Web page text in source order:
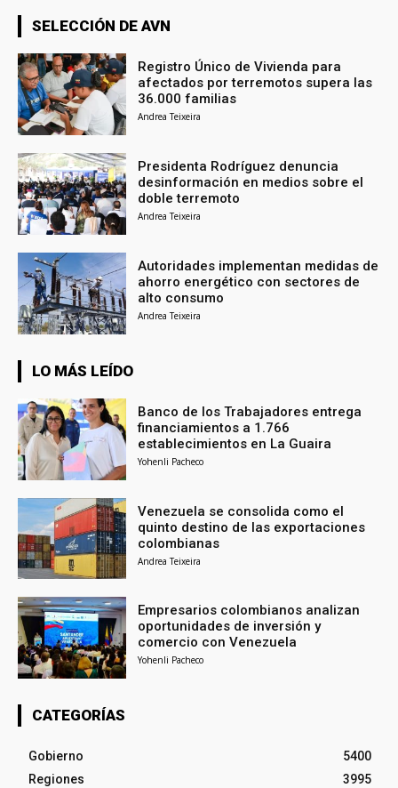
SELECCIÓN DE AVN
Registro Único de Vivienda para
afectados por terremotos supera las
36.000 familias
Andrea Teixeira
Presidenta Rodríguez denuncia
desinformación en medios sobre el
doble terremoto
Andrea Teixeira
Autoridades implementan medidas de
ahorro energético con sectores de
alto consumo
Andrea Teixeira
LO MÁS LEÍDO
Banco de los Trabajadores entrega
financiamientos a 1.766
establecimientos en La Guaira
Yohenli Pacheco
Venezuela se consolida como el
quinto destino de las exportaciones
colombianas
Andrea Teixeira
Empresarios colombianos analizan
oportunidades de inversión y
comercio con Venezuela
Yohenli Pacheco
CATEGORÍAS
Gobierno
5400
Regiones
3995